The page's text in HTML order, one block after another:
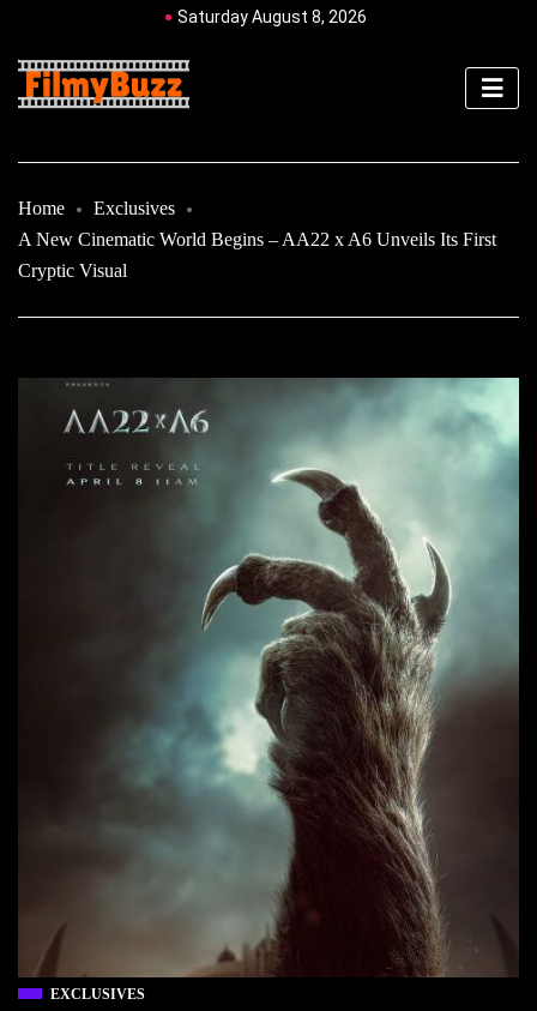
Saturday August 8, 2026
Home
Exclusives
A New Cinematic World Begins – AA22 x A6 Unveils Its First
Cryptic Visual
EXCLUSIVES